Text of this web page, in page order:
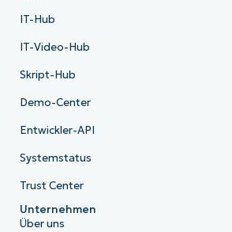
IT-Hub
IT-Video-Hub
Skript-Hub
Demo-Center
Entwickler-API
Systemstatus
Trust Center
Unternehmen
Über uns